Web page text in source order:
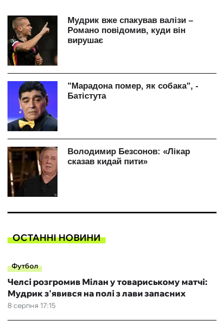
ОСТАННІ НОВИНИ
Футбол
8 серпня 17:15
Челсі розгромив Мілан у товариському матчі:
Мудрик з'явився на полі з лави запасних